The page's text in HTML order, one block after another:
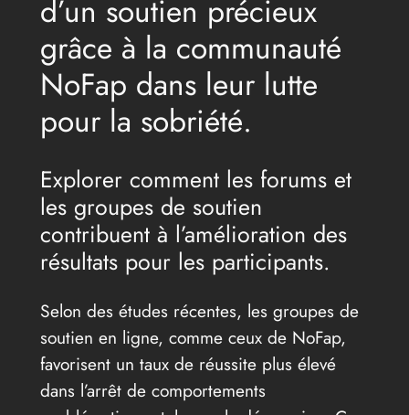
d’un soutien précieux
grâce à la communauté
NoFap dans leur lutte
pour la sobriété.
Explorer comment les forums et
les groupes de soutien
contribuent à l’amélioration des
résultats pour les participants.
Selon des études récentes, les groupes de
soutien en ligne, comme ceux de NoFap,
favorisent un taux de réussite plus élevé
dans l’arrêt de comportements